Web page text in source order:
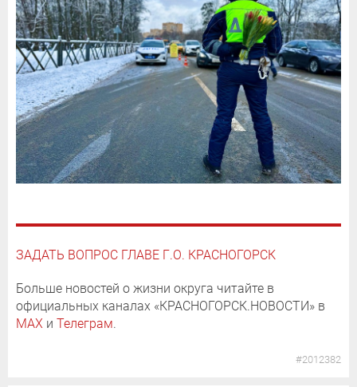
ЗАДАТЬ ВОПРОС ГЛАВЕ Г.О. КРАСНОГОРСК
Больше новостей о жизни округа читайте в
официальных каналах «КРАСНОГОРСК.НОВОСТИ» в
MAX и Телеграм.
#2012382